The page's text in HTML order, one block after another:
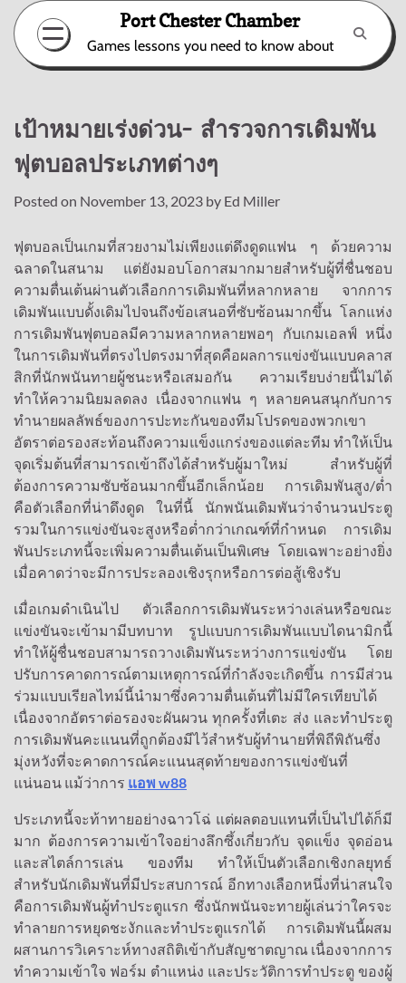
Skip
content
Port Chester Chamber
Games lessons you need to know about
เป้าหมายเร่งด่วน- สำรวจการเดิมพัน
ฟุตบอลประเภทต่างๆ
Posted on November 13, 2023 by Ed Miller
ฟุตบอลเป็นเกมที่สวยงามไม่เพียงแต่ดึงดูดแฟน ๆ ด้วยความ
ฉลาดในสนาม แต่ยังมอบโอกาสมากมายสำหรับผู้ที่ชื่นชอบ
ความตื่นเต้นผ่านตัวเลือกการเดิมพันที่หลากหลาย จากการ
เดิมพันแบบดั้งเดิมไปจนถึงข้อเสนอที่ซับซ้อนมากขึ้น โลกแห่ง
การเดิมพันฟุตบอลมีความหลากหลายพอๆ กับเกมเอลฟ์ หนึ่ง
ในการเดิมพันที่ตรงไปตรงมาที่สุดคือผลการแข่งขันแบบคลาส
สิกที่นักพนันทายผู้ชนะหรือเสมอกัน ความเรียบง่ายนี้ไม่ได้
ทำให้ความนิยมลดลง เนื่องจากแฟน ๆ หลายคนสนุกกับการ
ทำนายผลลัพธ์ของการปะทะกันของทีมโปรดของพวกเขา
อัตราต่อรองสะท้อนถึงความแข็งแกร่งของแต่ละทีม ทำให้เป็น
จุดเริ่มต้นที่สามารถเข้าถึงได้สำหรับผู้มาใหม่ สำหรับผู้ที่
ต้องการความซับซ้อนมากขึ้นอีกเล็กน้อย การเดิมพันสูง/ต่ำ
คือตัวเลือกที่น่าดึงดูด ในที่นี้ นักพนันเดิมพันว่าจำนวนประตู
รวมในการแข่งขันจะสูงหรือต่ำกว่าเกณฑ์ที่กำหนด การเดิม
พันประเภทนี้จะเพิ่มความตื่นเต้นเป็นพิเศษ โดยเฉพาะอย่างยิ่ง
เมื่อคาดว่าจะมีการประลองเชิงรุกหรือการต่อสู้เชิงรับ
เมื่อเกมดำเนินไป ตัวเลือกการเดิมพันระหว่างเล่นหรือขณะ
แข่งขันจะเข้ามามีบทบาท รูปแบบการเดิมพันแบบไดนามิกนี้
ทำให้ผู้ชื่นชอบสามารถวางเดิมพันระหว่างการแข่งขัน โดย
ปรับการคาดการณ์ตามเหตุการณ์ที่กำลังจะเกิดขึ้น การมีส่วน
ร่วมแบบเรียลไทม์นี้นำมาซึ่งความตื่นเต้นที่ไม่มีใครเทียบได้
เนื่องจากอัตราต่อรองจะผันผวน ทุกครั้งที่เตะ ส่ง และทำประตู
การเดิมพันคะแนนที่ถูกต้องมีไว้สำหรับผู้ทำนายที่พิถีพิถันซึ่ง
มุ่งหวังที่จะคาดการณ์คะแนนสุดท้ายของการแข่งขันที่
แน่นอน แม้ว่าการ แอพ w88
ประเภทนี้จะท้าทายอย่างฉาวโฉ่ แต่ผลตอบแทนที่เป็นไปได้ก็มี
มาก ต้องการความเข้าใจอย่างลึกซึ้งเกี่ยวกับ จุดแข็ง จุดอ่อน
และสไตล์การเล่น ของทีม ทำให้เป็นตัวเลือกเชิงกลยุทธ์
สำหรับนักเดิมพันที่มีประสบการณ์ อีกทางเลือกหนึ่งที่น่าสนใจ
คือการเดิมพันผู้ทำประตูแรก ซึ่งนักพนันจะทายผู้เล่นว่าใครจะ
ทำลายการหยุดชะงักและทำประตูแรกได้ การเดิมพันนี้ผสม
ผสานการวิเคราะห์ทางสถิติเข้ากับสัญชาตญาณ เนื่องจากการ
ทำความเข้าใจ ฟอร์ม ตำแหน่ง และประวัติการทำประตู ของผู้